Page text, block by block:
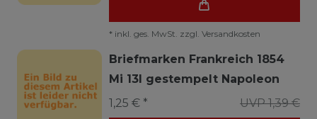
* inkl. ges. MwSt. zzgl. Versandkosten
Briefmarken Frankreich 1854
Mi 13I gestempelt Napoleon
UVP 1,39 €
1,25 € *